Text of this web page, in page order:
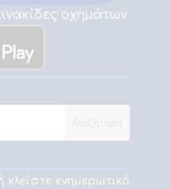
οχημάτων
ενημερωτικό